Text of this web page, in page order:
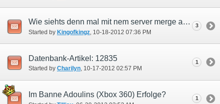
Wie siehts denn mal mit nem server merge aus?
Started by Kingofkingz‎, 10-18-2012 07:36 PM
3
Datenbank-Artikel: 12835
Started by Charilyn‎, 10-17-2012 02:57 PM
1
Im Banne Adoulins (Xbox 360) Erfolge? 1